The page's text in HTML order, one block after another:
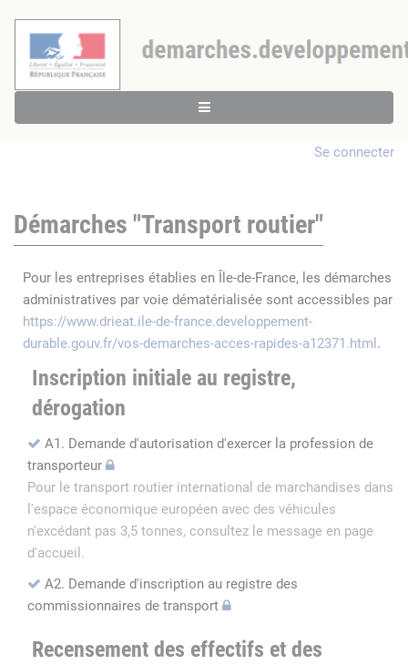
Se connecter
Démarches "Transport routier"
Pour les entreprises établies en Île-de-France, les démarches
administratives par voie dématérialisée sont accessibles par
https://www.drieat.ile-de-france.developpement-
durable.gouv.fr/vos-demarches-acces-rapides-a12371.html .
Inscription initiale au registre,
dérogation
A1. Demande d'autorisation d'exercer la profession de
transporteur
Pour le transport routier international de marchandises dans
l'espace économique européen avec des véhicules
n'excédant pas 3,5 tonnes, consultez le message en page
d'accueil.
A2. Demande d'inscription au registre des
commissionnaires de transport
Recensement des effectifs et des